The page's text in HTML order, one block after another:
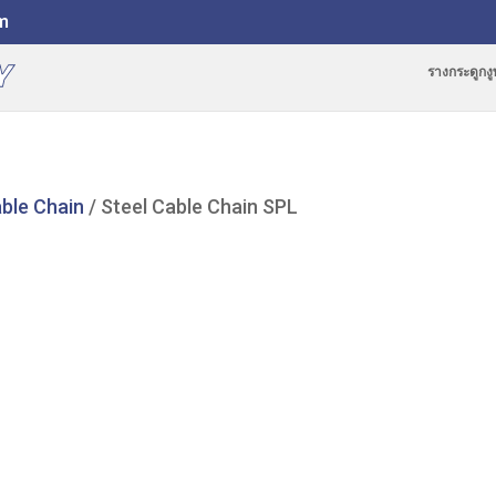
รางกระดูก
Chain / Steel Cable Chain SPL